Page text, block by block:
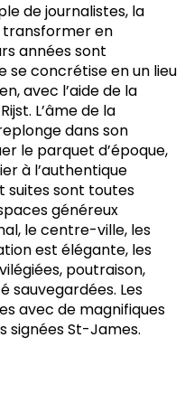
de journalistes, la
transformer en
années sont
se concrétise en un lieu
avec l’aide de la
L’âme de la
dans son
le parquet d’époque,
à l’authentique
suites sont toutes
généreux
le centre-ville, les
est élégante, les
poutraison,
sauvegardées. Les
avec de magnifiques
signées St-James.